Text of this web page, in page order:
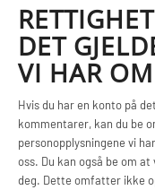
DET
VI HAR
Hvis du har en konto på
kommentarer, kan du be
personopplysningene vi
oss. Du kan også be om
deg. Dette omfatter ikke